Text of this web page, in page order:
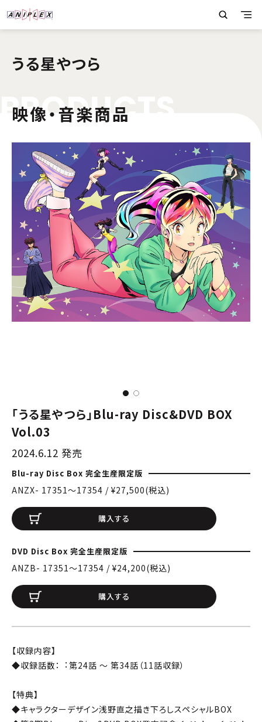
うる星やつら
PRODUC
映像・音楽商品
「うる星やつら」Blu-ray Disc&DVD BOX
Vol.03
2024.6.12 発売
Blu-ray Disc Box 完全生産限定版
ANZX- 17351〜17354 / ¥27,500(税込)
購入する
DVD Disc Box 完全生産限定版
ANZB- 17351〜17354 / ¥24,200(税込)
購入する
【収録内容】
◆収録話数：︓第24話 ～ 第34話（11話収録）
【特典】
◆キャラクターデザイン浅野直之描き下ろしスペシャルBOX